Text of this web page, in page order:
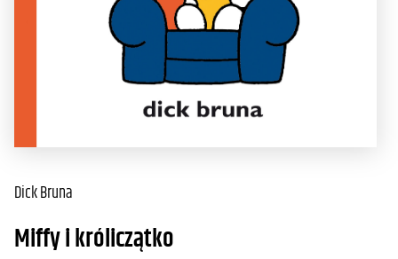
Dick Bruna
Miffy i króliczątko